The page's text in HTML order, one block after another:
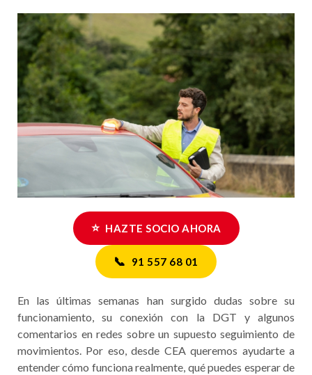
⭐ HAZTE SOCIO AHORA
📞 91 557 68 01
En las últimas semanas han surgido dudas sobre su
funcionamiento, su conexión con la DGT y algunos
comentarios en redes sobre un supuesto seguimiento de
movimientos. Por eso, desde CEA queremos ayudarte a
entender cómo funciona realmente, qué puedes esperar de